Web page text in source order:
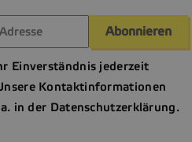
Einverständnis jederzeit
Kontaktinformationen
in der Datenschutzerklärung.